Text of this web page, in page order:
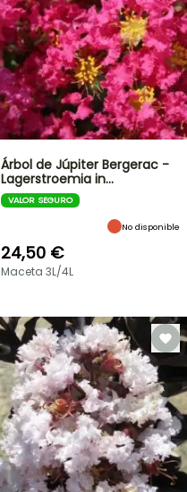
Árbol de Júpiter Bergerac -
Lagerstroemia in…
VALOR SEGURO
No disponible
24,50 €
Maceta 3L/4L